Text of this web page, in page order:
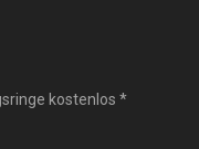
kostenlos *